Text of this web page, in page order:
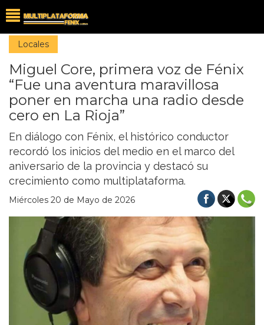
Locales
Miguel Core, primera voz de Fénix
“Fue una aventura maravillosa
poner en marcha una radio desde
cero en La Rioja”
En diálogo con Fénix, el histórico conductor
recordó los inicios del medio en el marco del
aniversario de la provincia y destacó su
crecimiento como multiplataforma.
Miércoles 20 de Mayo de 2026